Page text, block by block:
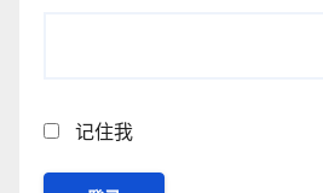
记住我